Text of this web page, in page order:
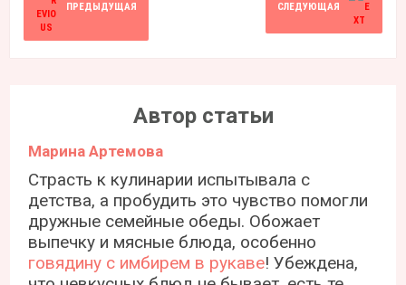
ПРЕДЫДУЩАЯ СЛЕДУЮЩАЯ
Автор статьи
Марина Артемова
Страсть к кулинарии испытывала с
детства, а пробудить это чувство помогли
дружные семейные обеды. Обожает
выпечку и мясные блюда, особенно
говядину с имбирем в рукаве! Убеждена,